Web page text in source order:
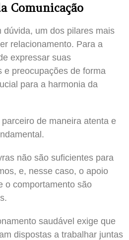
Comunicação
dúvida, um dos pilares mais
relacionamento. Para a
expressar suas
e preocupações de forma
para a harmonia da
de maneira atenta e
não são suficientes para
e, nesse caso, o apoio
o comportamento são
saudável exige que
dispostas a trabalhar juntas